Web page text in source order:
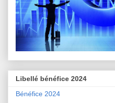
Libellé bénéfice 2024
Bénéfice 2024